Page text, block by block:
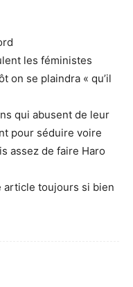
les féministes
on se plaindra « qu’il
qui abusent de leur
pour séduire voire
assez de faire Haro
article toujours si bien